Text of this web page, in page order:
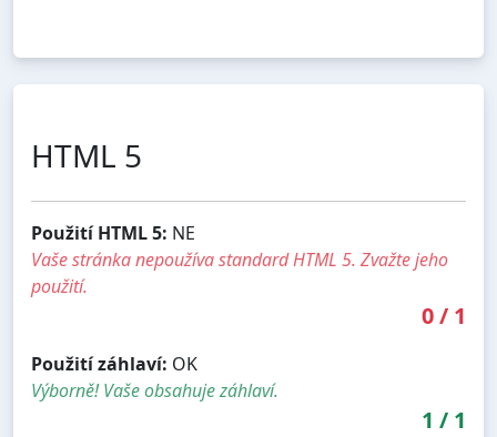
HTML 5
Použití HTML 5: NE
Vaše stránka nepoužíva standard HTML 5. Zvažte jeho
použití.
0/ 1
Použití záhlaví: OK
Výborně! Vaše obsahuje záhlaví.
1 / 1